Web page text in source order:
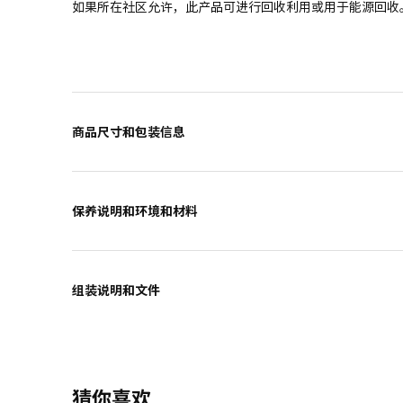
如果所在社区允许，此产品可进行回收利用或用于能源回收
商品尺寸和包装信息
保养说明和环境和材料
组装说明和文件
猜你喜欢